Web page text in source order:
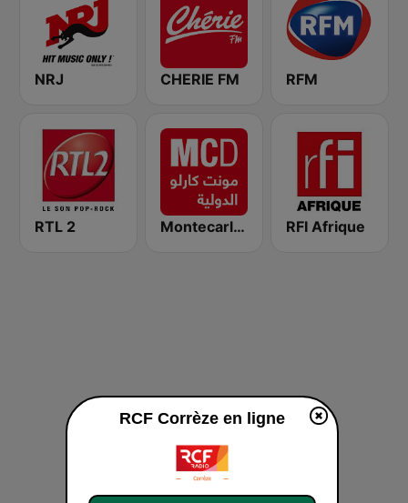
NRJ CHERIE FM RFM
RTL 2 Montecarlo al doualiya (مونت كارلو الدولية) RFI Afrique
RCF Corrèze en ligne